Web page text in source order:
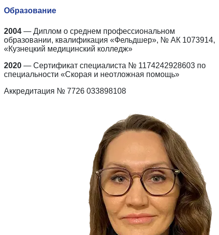
Образование
2004 — Диплом о среднем профессиональном
образовании, квалификация «Фельдшер», № АК 1073914,
«Кузнецкий медицинский колледж»
2020 — Сертификат специалиста № 1174242928603 по
специальности «Скорая и неотложная помощь»
Аккредитация № 7726 033898108